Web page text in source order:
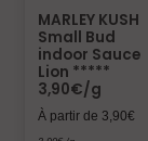
MARLEY KUSH
Small Bud
indoor Sauce
Lion *****
3,90€/g
À partir de 3,90€